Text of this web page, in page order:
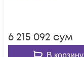
6 215 092 сум
В корзину